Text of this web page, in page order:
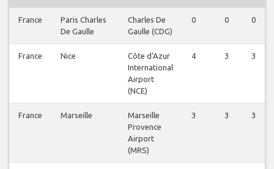
France
Paris Charles
De Gaulle
Charles De
Gaulle (CDG)
0 0 0
France Nice
Côte d'Azur
International
Airport
(NCE)
4 3 3
France Marseille
Marseille
Provence
Airport
(MRS)
3 3 3